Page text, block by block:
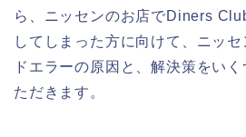
ら、ニッセンのお店でDiners
してしまった方に向けて、ニッ
ドエラーの原因と、解決策をい
ただきます。